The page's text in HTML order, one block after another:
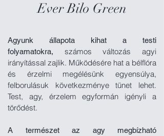
Ever Bilo Green
Agyunk állapota kihat a testi
folyamatokra, számos változás agyi
irányítással zajlik. Működésére hat a bélflóra
és érzelmi megélésünk egyensúlya,
felborulásuk következménye tünet lehet.
Test, agy, érzelem egyformán igényli a
törődést.
A természet az agy megbízható